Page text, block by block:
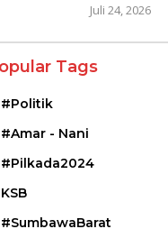
Juli 24, 2026
Tags
#Politik
#Amar - Nani
#Pilkada2024
KSB
#SumbawaBarat